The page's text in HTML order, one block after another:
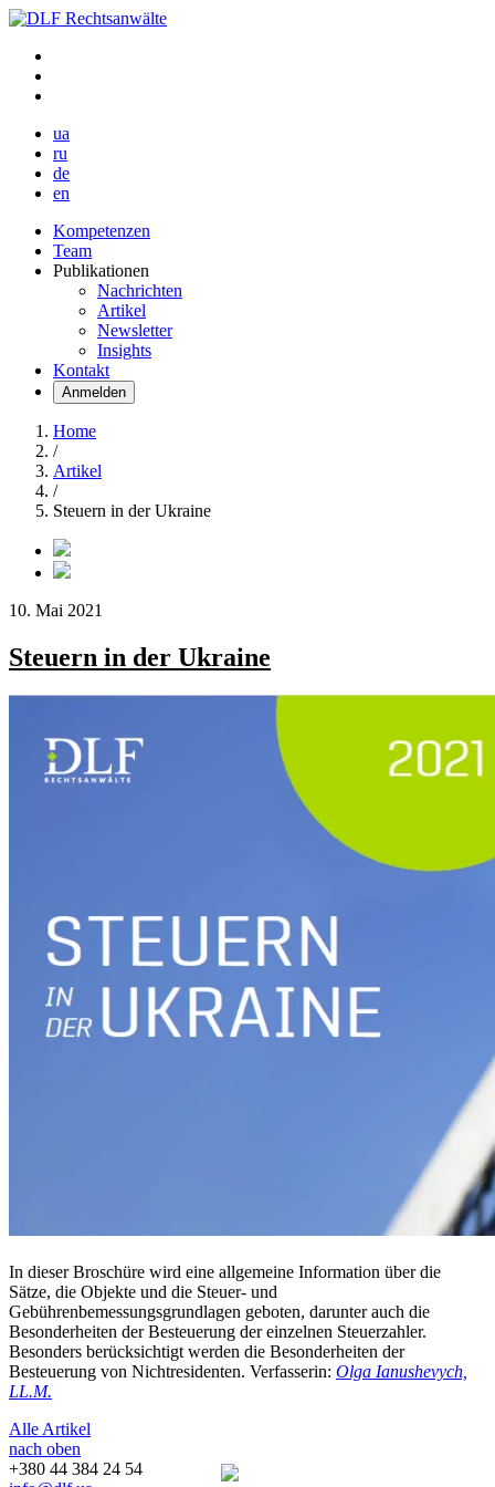
ua
ru
de
en
Kompetenzen
Team
Publikationen
Nachrichten
Artikel
Newsletter
Insights
Kontakt
Anmelden
Home
/
Artikel
/
Steuern in der Ukraine
10. Mai 2021
Steuern in der Ukraine
In dieser Broschüre wird eine allgemeine Information über die
Sätze, die Objekte und die Steuer- und
Gebührenbemessungsgrundlagen geboten, darunter auch die
Besonderheiten der Besteuerung der einzelnen Steuerzahler.
Besonders berücksichtigt werden die Besonderheiten der
Besteuerung von Nichtresidenten. Verfasserin: Olga Ianushevych,
LL.M.
Alle Artikel
nach oben
+380 44 384 24 54